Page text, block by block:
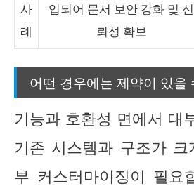
사
례
입되어 문서 보안 강화 및 신
뢰성 확보
어떤 경우에는 제약이 있을
기능과 호환성 면에서 대
기존 시스템과 구조가
부 커스터마이징이 필요